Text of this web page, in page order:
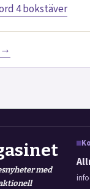
4 bokstäver
→
med